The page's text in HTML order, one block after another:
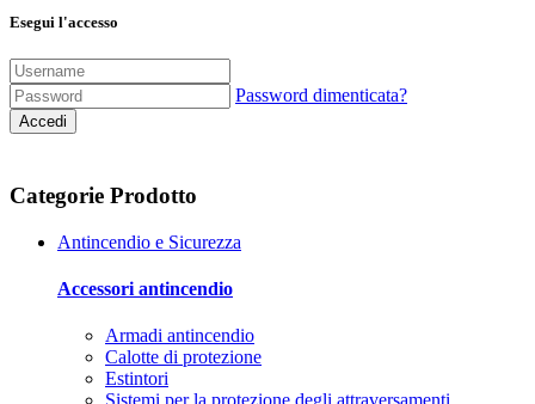
Esegui l'accesso
Password dimenticata?
Accedi
Categorie Prodotto
Antincendio e Sicurezza
Accessori antincendio
Armadi antincendio
Calotte di protezione
Estintori
Sistemi per la protezione degli attraversamenti